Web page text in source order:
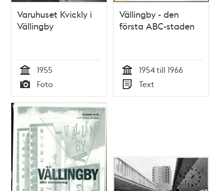
Varuhuset Kvickly i
Vällingby
Tid
1955
Typ
Foto
Vällingby - den
första ABC-staden
Tid
1954 till 1966
Typ
Text